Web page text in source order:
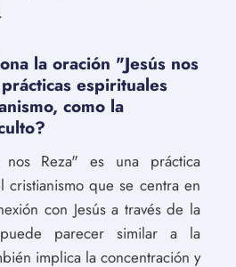
la oración "Jesús nos
espirituales
como la
nos Reza" es una práctica
que se centra en
con Jesús a través de la
parecer similar a la
implica la concentración y